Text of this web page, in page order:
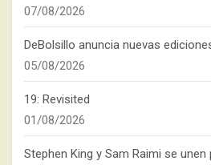
07/08/2026
DeBolsillo anuncia nuevas
05/08/2026
19: Revisited
01/08/2026
Stephen King y Sam Raimi se unen